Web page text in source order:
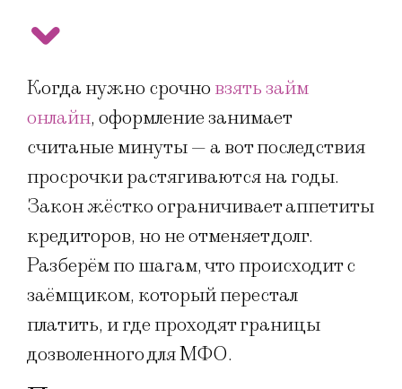
Когда нужно срочно взять займ
онлайн, оформление занимает
считаные минуты — а вот последствия
просрочки растягиваются на годы.
Закон жёстко ограничивает аппетиты
кредиторов, но не отменяет долг.
Разберём по шагам, что происходит с
заёмщиком, который перестал
платить, и где проходят границы
дозволенного для МФО.